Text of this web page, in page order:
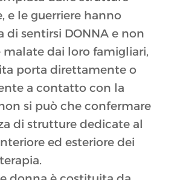
e le guerriere hanno
di sentirsi DONNA e non
malate dai loro famigliari,
porta direttamente o
a contatto con la
si può che confermare
di strutture dedicate al
ed esteriore dei